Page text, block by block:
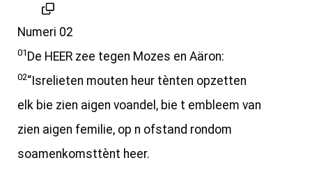
Numeri 02
01 De HEER zee tegen Mozes en Aäron:
02“Isrelieten mouten heur tènten opzetten
elk bie zien aigen voandel, bie t embleem van
zien aigen femilie, op n ofstand rondom
soamenkomsttènt heer.